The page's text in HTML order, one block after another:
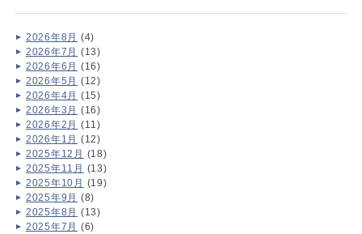
2026年8月 (4)
2026年7月 (13)
2026年6月 (16)
2026年5月 (12)
2026年4月 (15)
2026年3月 (16)
2026年2月 (11)
2026年1月 (12)
2025年12月 (18)
2025年11月 (13)
2025年10月 (19)
2025年9月 (8)
2025年8月 (13)
2025年7月 (6)